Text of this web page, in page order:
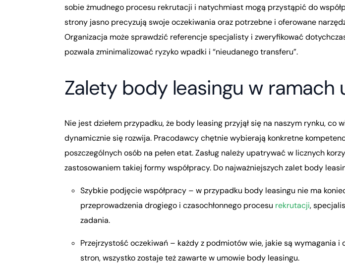
sobie żmudnego procesu rekrutacji i natychmiast mogą przystąpić do
strony jasno precyzują swoje oczekiwania oraz potrzebne i oferowane
Organizacja może sprawdzić referencje specjalisty i zweryfikować
pozwala zminimalizować ryzyko wpadki i “nieudanego transferu”.
Zalety body leasingu w ramach
Nie jest dziełem przypadku, że body leasing przyjął się na naszym rynku, co
dynamicznie się rozwija. Pracodawcy chętnie wybierają konkretne
poszczególnych osób na pełen etat. Zasług należy upatrywać w licznych
zastosowaniem takiej formy współpracy. Do najważniejszych zalet body
Szybkie podjęcie współpracy – w przypadku body leasingu nie ma
przeprowadzenia drogiego i czasochłonnego procesu rekrutacji,
zadania.
Przejrzystość oczekiwań – każdy z podmiotów wie, jakie są wymagania i
stron, wszystko zostaje też zawarte w umowie body leasingu.